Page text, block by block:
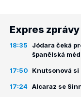
Expres zprávy
18:35
Jódara čeká
španělská
17:50 Knutsonová si
17:24 Alcaraz se